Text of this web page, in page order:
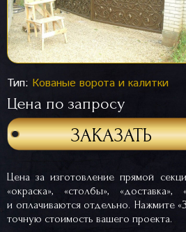
Тип: Кованые ворота и калитки
Цена по запросу
ЗАКАЗАТЬ
Цена за изготовление прямой
«окраска», «столбы»,
и оплачиваются отдельно. Нажмите
точную стоимость вашего проекта.